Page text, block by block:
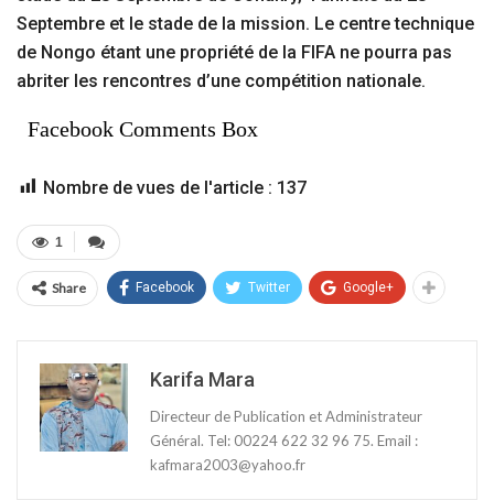
Septembre et le stade de la mission. Le centre technique
de Nongo étant une propriété de la FIFA ne pourra pas
abriter les rencontres d’une compétition nationale.
Facebook Comments Box
Nombre de vues de l'article : 137
1
Share Facebook Twitter Google+
Karifa Mara
Directeur de Publication et Administrateur
Général. Tel: 00224 622 32 96 75. Email :
kafmara2003@yahoo.fr